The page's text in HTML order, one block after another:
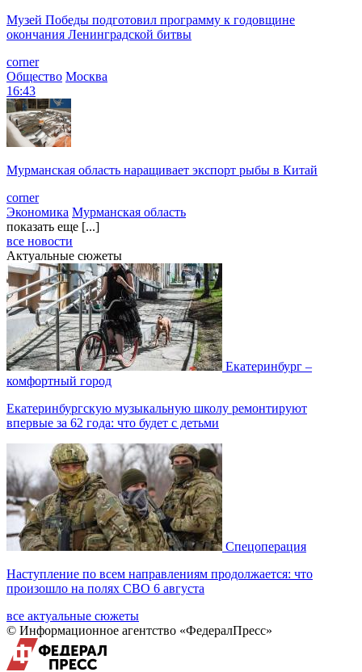
Музей Победы подготовил программу к годовщине
окончания Ленинградской битвы
corner
Общество Москва
16:43
Мурманская область наращивает экспорт рыбы в Китай
corner
Экономика Мурманская область
показать еще [...]
все новости
Актуальные сюжеты
Екатеринбург –
комфортный город
Екатеринбургскую музыкальную школу ремонтируют
впервые за 62 года: что будет с детьми
Спецоперация
Наступление по всем направлениям продолжается: что
произошло на полях СВО 6 августа
все актуальные сюжеты
© Информационное агентство «ФедералПресс»